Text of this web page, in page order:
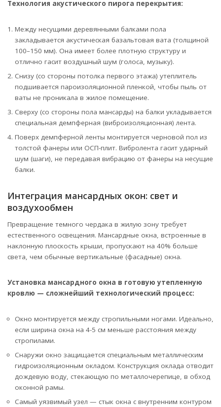
Технология акустического пирога перекрытия:
Между несущими деревянными балками пола
закладывается акустическая базальтовая вата (толщиной
100–150 мм). Она имеет более плотную структуру и
отлично гасит воздушный шум (голоса, музыку).
Снизу (со стороны потолка первого этажа) утеплитель
подшивается пароизоляционной пленкой, чтобы пыль от
ваты не проникала в жилое помещение.
Сверху (со стороны пола мансарды) на балки укладывается
специальная демпферная (виброизоляционная) лента.
Поверх демпферной ленты монтируется черновой пол из
толстой фанеры или ОСП-плит. Вибролента гасит ударный
шум (шаги), не передавая вибрацию от фанеры на несущие
балки.
Интеграция мансардных окон: свет и
воздухообмен
Превращение темного чердака в жилую зону требует
естественного освещения. Мансардные окна, встроенные в
наклонную плоскость крыши, пропускают на 40% больше
света, чем обычные вертикальные (фасадные) окна.
Установка мансардного окна в готовую утепленную
кровлю — сложнейший технологический процесс:
Окно монтируется между стропильными ногами. Идеально,
если ширина окна на 4-5 см меньше расстояния между
стропилами.
Снаружи окно защищается специальным металлическим
гидроизоляционным окладом. Конструкция оклада отводит
дождевую воду, стекающую по металлочерепице, в обход
оконной рамы.
Самый уязвимый узел — стык окна с внутренним контуром